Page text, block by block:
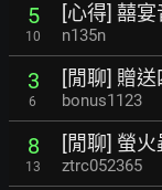
5
10
[心得] 囍
n135n
3
6
[閒聊] 贈
bonus1123
8
13
[閒聊] 螢
ztrc052365